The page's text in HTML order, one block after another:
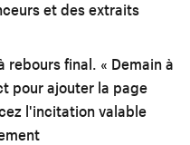
et des extraits
rebours final. « Demain à
pour ajouter la page
l'incitation valable